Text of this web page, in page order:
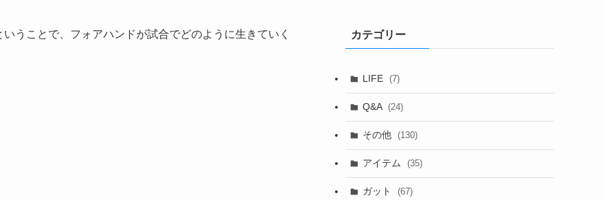
うことで、フォアハンドが試合でどのように生きていく
カテゴリー
LIFE (7)
Q&A (24)
その他 (130)
アイテム (35)
ガット (67)